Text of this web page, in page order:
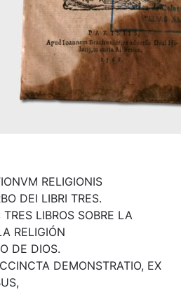
RELIGIONIS
DEI LIBRI TRES.
TRES LIBROS SOBRE LA
RELIGIÓN
DE DIOS.
DEMONSTRATIO, EX